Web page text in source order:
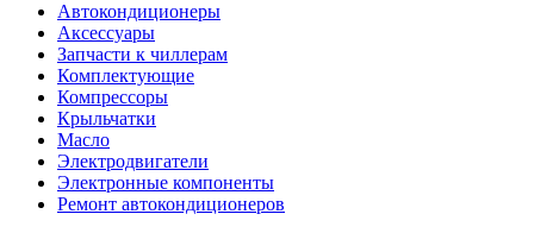
Автокондиционеры
Аксессуары
Запчасти к чиллерам
Комплектующие
Компрессоры
Крыльчатки
Масло
Электродвигатели
Электронные компоненты
Ремонт автокондиционеров